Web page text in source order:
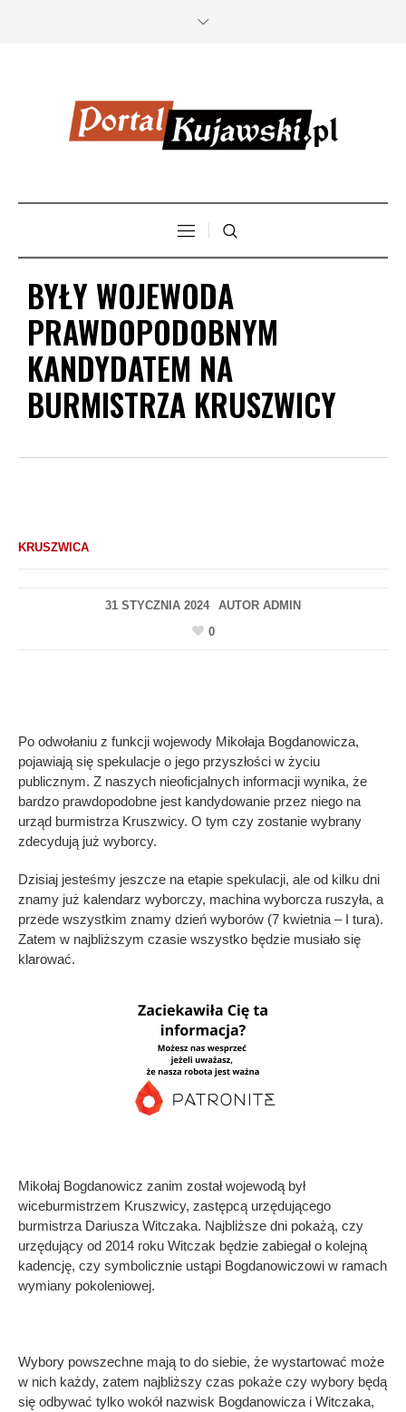
BYŁY WOJEWODA
PRAWDOPODOBNYM
KANDYDATEM NA
BURMISTRZA KRUSZWICY
KRUSZWICA
31 STYCZNIA 2024 AUTOR ADMIN
0
Po odwołaniu z funkcji wojewody Mikołaja Bogdanowicza,
pojawiają się spekulacje o jego przyszłości w życiu
publicznym. Z naszych nieoficjalnych informacji wynika, że
bardzo prawdopodobne jest kandydowanie przez niego na
urząd burmistrza Kruszwicy. O tym czy zostanie wybrany
zdecydują już wyborcy.
Dzisiaj jesteśmy jeszcze na etapie spekulacji, ale od kilku dni
znamy już kalendarz wyborczy, machina wyborcza ruszyła, a
przede wszystkim znamy dzień wyborów (7 kwietnia – I tura).
Zatem w najbliższym czasie wszystko będzie musiało się
klarować.
Mikołaj Bogdanowicz zanim został wojewodą był
wiceburmistrzem Kruszwicy, zastępcą urzędującego
burmistrza Dariusza Witczaka. Najbliższe dni pokażą, czy
urzędujący od 2014 roku Witczak będzie zabiegał o kolejną
kadencję, czy symbolicznie ustąpi Bogdanowiczowi w ramach
wymiany pokoleniowej.
Wybory powszechne mają to do siebie, że wystartować może
w nich każdy, zatem najbliższy czas pokaże czy wybory będą
się odbywać tylko wokół nazwisk Bogdanowicza i Witczaka,